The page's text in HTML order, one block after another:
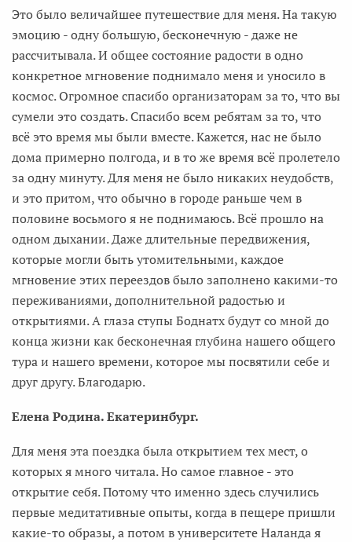
Это было величайшее путешествие для меня. На такую
эмоцию - одну большую, бесконечную - даже не
рассчитывала. И общее состояние радости в одно
конкретное мгновение поднимало меня и уносило в
космос. Огромное спасибо организаторам за то, что вы
сумели это создать. Спасибо всем ребятам за то, что
всё это время мы были вместе. Кажется, нас не было
дома примерно полгода, и в то же время всё пролетело
за одну минуту. Для меня не было никаких неудобств,
и это притом, что обычно в городе раньше чем в
половине восьмого я не поднимаюсь. Всё прошло на
одном дыхании. Даже длительные передвижения,
которые могли быть утомительными, каждое
мгновение этих переездов было заполнено какими-то
переживаниями, дополнительной радостью и
открытиями. А глаза ступы Боднатх будут со мной до
конца жизни как бесконечная глубина нашего общего
тура и нашего времени, которое мы посвятили себе и
друг другу. Благодарю.
Елена Родина. Екатеринбург.
Для меня эта поездка была открытием тех мест, о
которых я много читала. Но самое главное - это
открытие себя. Потому что именно здесь случились
первые медитативные опыты, когда в пещере пришли
какие-то образы, а потом в университете Наланда я